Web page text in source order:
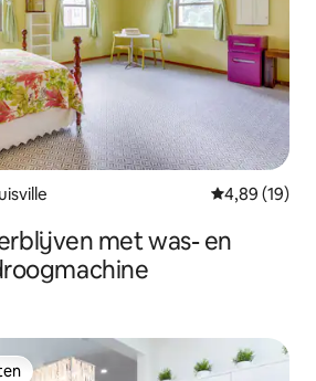
Gemiddelde
4,89 (19)
met was- en